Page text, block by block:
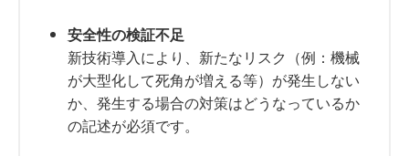
安全性の検証不足
新技術導入により、新たなリスク（例：機械
が大型化して死角が増える等）が発生しない
か、発生する場合の対策はどうなっているか
の記述が必須です。